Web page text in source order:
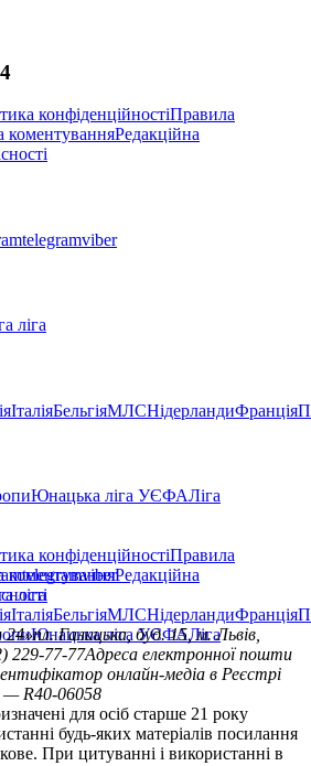
конфіденційностіПравила
коментуванняРедакційна
telegramviber
ліга
ІталіяБельгіяМЛСНідерландиФранція
Юнацька ліга УЄФАЛіга
конфіденційностіПравила
коментуванняРедакційна
telegramviber
ліга
ІталіяБельгіяМЛСНідерландиФранція
Юнацька ліга УЄФАЛіга
24»пл. Галицька, буд. 15, м. Львів,
229-77-77Адреса електронної пошти
онлайн-медіа в Реєстрі
— R40-06058
для осіб старше 21 року
будь-яких матеріалів посилання
При цитуванні і використанні в